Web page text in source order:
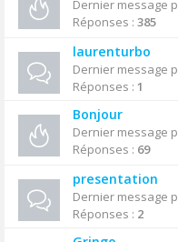
Dernier message
Réponses : 385
laurenturbo
Dernier message
Réponses : 1
Bonjour
Dernier message
Réponses : 69
presentation
Dernier message
Réponses : 2